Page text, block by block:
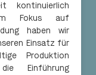
Fokus auf
haben wir
Einsatz für
Produktion
Einführung